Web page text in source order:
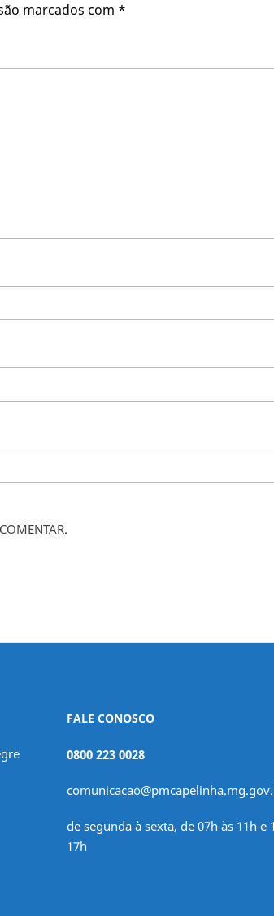
marcados com *
FALE CONOSCO
0800 223 0028
de segunda à sexta, de 07h às 11h e
17h